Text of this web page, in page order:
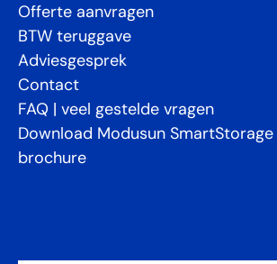
Offerte aanvragen
BTW teruggave
Adviesgesprek
Contact
FAQ | veel gestelde vragen
Download Modusun SmartStorage
brochure